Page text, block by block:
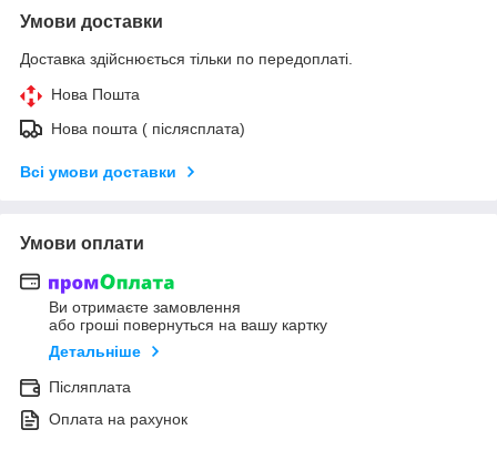
Умови доставки
Доставка здійснюється тільки по передоплаті.
Нова Пошта
Нова пошта ( післясплата)
Всі умови доставки
Умови оплати
Ви отримаєте замовлення
або гроші повернуться на вашу картку
Детальніше
Післяплата
Оплата на рахунок